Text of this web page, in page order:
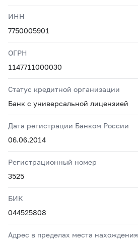
ИНН
7750005901
ОГРН
1147711000030
Статус кредитной организации
Банк с универсальной лицензией
Дата регистрации Банком России
06.06.2014
Регистрационный номер
3525
БИК
044525808
Адрес в пределах места нахождения